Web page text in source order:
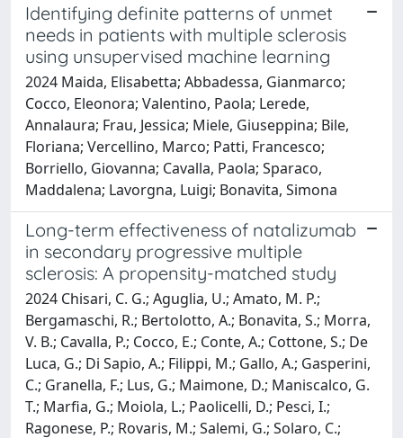
Identifying definite patterns of unmet
needs in patients with multiple sclerosis
using unsupervised machine learning
2024 Maida, Elisabetta; Abbadessa, Gianmarco;
Cocco, Eleonora; Valentino, Paola; Lerede,
Annalaura; Frau, Jessica; Miele, Giuseppina; Bile,
Floriana; Vercellino, Marco; Patti, Francesco;
Borriello, Giovanna; Cavalla, Paola; Sparaco,
Maddalena; Lavorgna, Luigi; Bonavita, Simona
Long-term effectiveness of natalizumab
in secondary progressive multiple
sclerosis: A propensity-matched study
2024 Chisari, C. G.; Aguglia, U.; Amato, M. P.;
Bergamaschi, R.; Bertolotto, A.; Bonavita, S.; Morra,
V. B.; Cavalla, P.; Cocco, E.; Conte, A.; Cottone, S.; De
Luca, G.; Di Sapio, A.; Filippi, M.; Gallo, A.; Gasperini,
C.; Granella, F.; Lus, G.; Maimone, D.; Maniscalco, G.
T.; Marfia, G.; Moiola, L.; Paolicelli, D.; Pesci, I.;
Ragonese, P.; Rovaris, M.; Salemi, G.; Solaro, C.;